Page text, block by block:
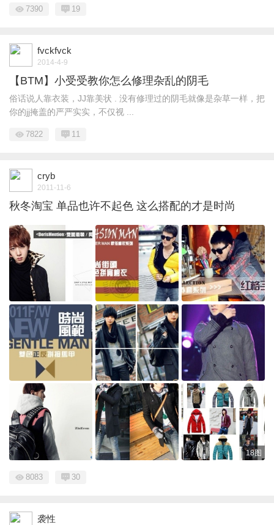
7390 19
fvckfvck
2014-4-9
【BTM】小受受教你怎么修理杂乱的阴毛
俗话说人靠衣装，JJ靠美状 . 没有修理过的阴毛就像是杂草一样，把
你的jj掩盖的严严实实，不仅视 ...
7822 11
cryb
2011-11-6
秋冬淘宝 单品也许不起色 这么搭配的才是时尚
18图
8083 30
袭性